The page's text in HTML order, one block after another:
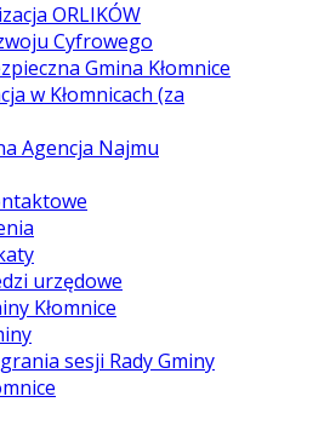
ORLIKÓW
Cyfrowego
Gmina Kłomnice
w Kłomnicach (za
Agencja Najmu
urzędowe
Kłomnice
sesji Rady Gminy